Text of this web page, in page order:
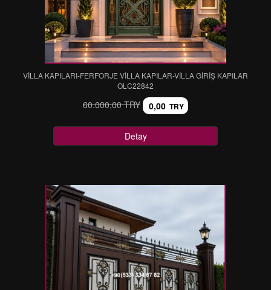
VİLLA KAPILARI-FERFORJE VİLLA KAPILAR-VİLLA GİRİŞ KAPILAR
OLC22842
60.000,00 TRY 0,00 TRY
Detay